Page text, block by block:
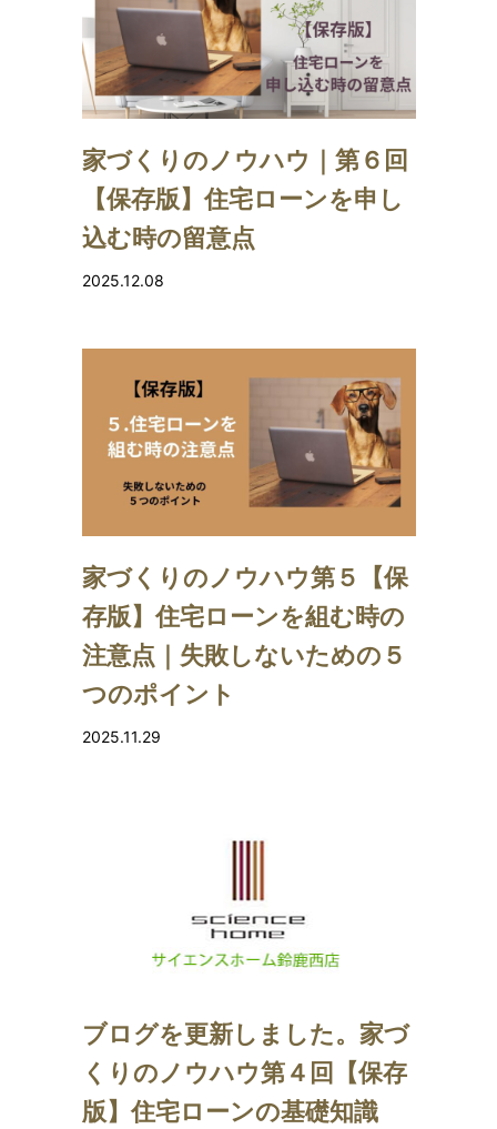
家づくりのノウハウ｜第６回
【保存版】住宅ローンを申し
込む時の留意点
2025.12.08
家づくりのノウハウ第５【保
存版】住宅ローンを組む時の
注意点｜失敗しないための５
つのポイント
2025.11.29
ブログを更新しました。家づ
くりのノウハウ第４回【保存
版】住宅ローンの基礎知識